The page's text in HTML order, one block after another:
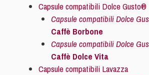
Capsule compatibili Dolce Gusto®
Capsule compatibili Dolce
Caffè Borbone
Capsule compatibili Dolce
Caffè Dolce Vita
Capsule compatibili Lavazza